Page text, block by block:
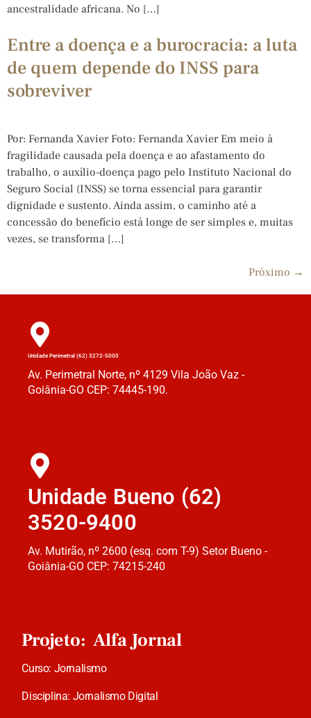
ancestralidade africana. No […]
Entre a doença e a burocracia: a luta
de quem depende do INSS para
sobreviver
Por: Fernanda Xavier Foto: Fernanda Xavier Em meio à
fragilidade causada pela doença e ao afastamento do
trabalho, o auxílio-doença pago pelo Instituto Nacional do
Seguro Social (INSS) se torna essencial para garantir
dignidade e sustento. Ainda assim, o caminho até a
concessão do benefício está longe de ser simples e, muitas
vezes, se transforma […]
Próximo →
Unidade Perimetral (62) 3272-5000
Av. Perimetral Norte, nº 4129 Vila João Vaz -
Goiânia-GO CEP: 74445-190.
Unidade Bueno (62)
3520-9400
Av. Mutirão, nº 2600 (esq. com T-9) Setor Bueno -
Goiânia-GO CEP: 74215-240
Projeto: Alfa Jornal
Curso: Jornalismo
Disciplina: Jornalismo Digital